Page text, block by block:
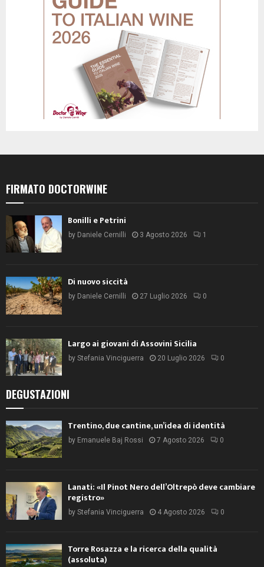
FIRMATO DOCTORWINE
Bonilli e Petrini
by Daniele Cernilli 3 Agosto 2026 1
Di nuovo siccità
by Daniele Cernilli 27 Luglio 2026 0
Largo ai giovani di Assovini Sicilia
by Stefania Vinciguerra 20 Luglio 2026 0
DEGUSTAZIONI
Trentino, due cantine, un’idea di identità
by Emanuele Baj Rossi 7 Agosto 2026 0
Lanati: «Il Pinot Nero dell’Oltrepò deve cambiare
registro»
by Stefania Vinciguerra 4 Agosto 2026 0
Torre Rosazza e la ricerca della qualità
(assoluta)